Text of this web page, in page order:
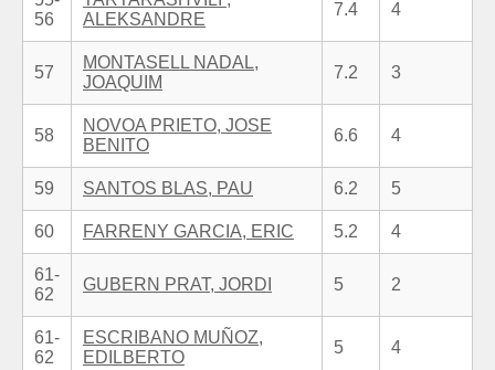
56
ALEKSANDRE
7.4 4
57
MONTASELL NADAL,
JOAQUIM
7.2 3
58
NOVOA PRIETO, JOSE
BENITO
6.6 4
59 SANTOS BLAS, PAU 6.2 5
60 FARRENY GARCIA, ERIC 5.2 4
61-
62
GUBERN PRAT, JORDI 5 2
61-
62
ESCRIBANO MUÑOZ,
EDILBERTO
5 4